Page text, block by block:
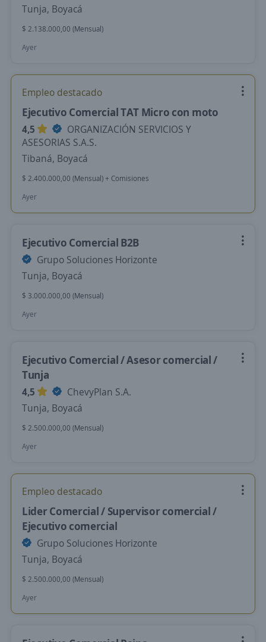
Tunja, Boyacá
$ 2.138.000,00 (Mensual)
Ayer
Empleo destacado
Ejecutivo Comercial TAT Micro con moto
4,5
ORGANIZACIÓN SERVICIOS Y
ASESORIAS S.A.S.
Tibaná, Boyacá
$ 2.400.000,00 (Mensual) + Comisiones
Ayer
Ejecutivo Comercial B2B
Grupo Soluciones Horizonte
Tunja, Boyacá
$ 3.000.000,00 (Mensual)
Ayer
Ejecutivo Comercial / Asesor comercial /
Tunja
4,5
ChevyPlan S.A.
Tunja, Boyacá
$ 2.500.000,00 (Mensual)
Ayer
Empleo destacado
Lider Comercial / Supervisor comercial /
Ejecutivo comercial
Grupo Soluciones Horizonte
Tunja, Boyacá
$ 2.500.000,00 (Mensual)
Ayer